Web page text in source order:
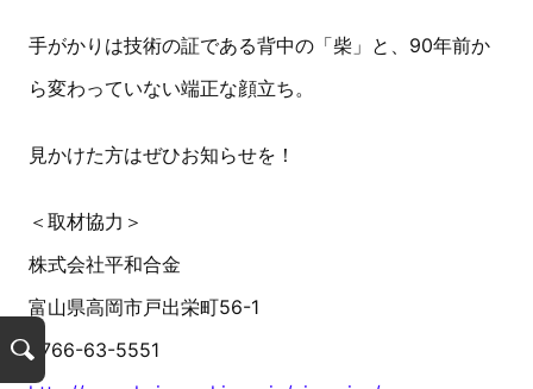
手がかりは技術の証である背中の「柴」と、90年前か
ら変わっていない端正な顔立ち。
見かけた方はぜひお知らせを！
＜取材協力＞
株式会社平和合金
富山県高岡市戸出栄町56-1
0766-63-5551
検